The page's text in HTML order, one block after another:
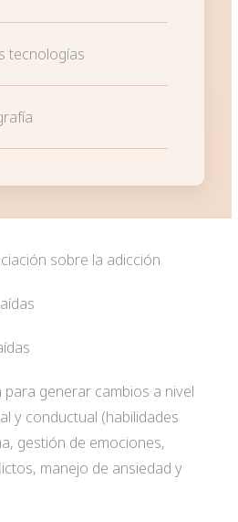
tecnologías
sobre la adicción
generar cambios a nivel
y conductual (habilidades
gestión de emociones,
manejo de ansiedad y